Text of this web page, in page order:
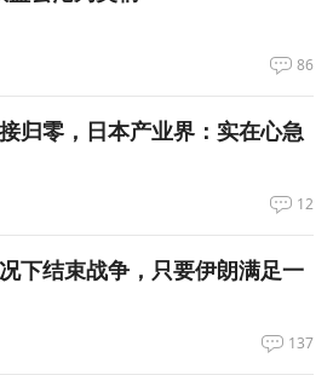
86
归零，日本产业界：实在心急
12
下结束战争，只要伊朗满足一
137